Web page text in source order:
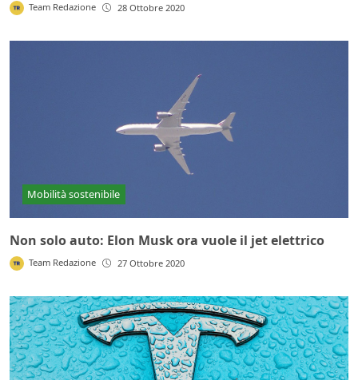
Team Redazione 28 Ottobre 2020
Mobilità sostenibile
Non solo auto: Elon Musk ora vuole il jet elettrico
Team Redazione 27 Ottobre 2020